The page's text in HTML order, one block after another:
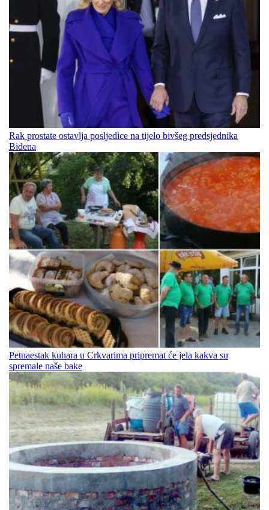
Rak prostate ostavlja posljedice na tijelo bivšeg predsjednika
Bidena
Petnaestak kuhara u Crkvarima pripremat će jela kakva su
spremale naše bake